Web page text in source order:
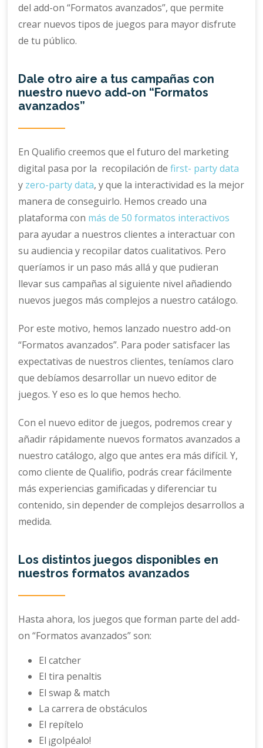
del add-on “Formatos avanzados”, que permite
crear nuevos tipos de juegos para mayor disfrute
de tu público.
Dale otro aire a tus campañas con
nuestro nuevo add-on “Formatos
avanzados”
En Qualifio creemos que el futuro del marketing
digital pasa por la recopilación defirst- party data
y zero-party data, y que la interactividad es la mejor
manera de conseguirlo. Hemos creado una
plataforma con más de 50 formatos interactivos
para ayudar a nuestros clientes a interactuar con
su audiencia y recopilar datos cualitativos. Pero
queríamos ir un paso más allá y que pudieran
llevar sus campañas al siguiente nivel añadiendo
nuevos juegos más complejos a nuestro catálogo.
Por este motivo, hemos lanzado nuestro add-on
“Formatos avanzados”. Para poder satisfacer las
expectativas de nuestros clientes, teníamos claro
que debíamos desarrollar un nuevo editor de
juegos. Y eso es lo que hemos hecho.
Con el nuevo editor de juegos, podremos crear y
añadir rápidamente nuevos formatos avanzados a
nuestro catálogo, algo que antes era más difícil. Y,
como cliente de Qualifio, podrás crear fácilmente
más experiencias gamificadas y diferenciar tu
contenido, sin depender de complejos desarrollos a
medida.
Los distintos juegos disponibles en
nuestros formatos avanzados
Hasta ahora, los juegos que forman parte del add-
on “Formatos avanzados” son:
El catcher
El tira penaltis
El swap & match
La carrera de obstáculos
El repítelo
El ¡golpéalo!